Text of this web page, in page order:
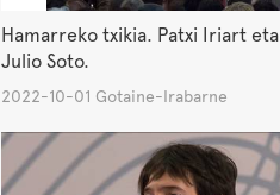
Hamarreko txikia. Patxi Iriart eta
Julio Soto.
2022-10-01 Gotaine-Irabarne